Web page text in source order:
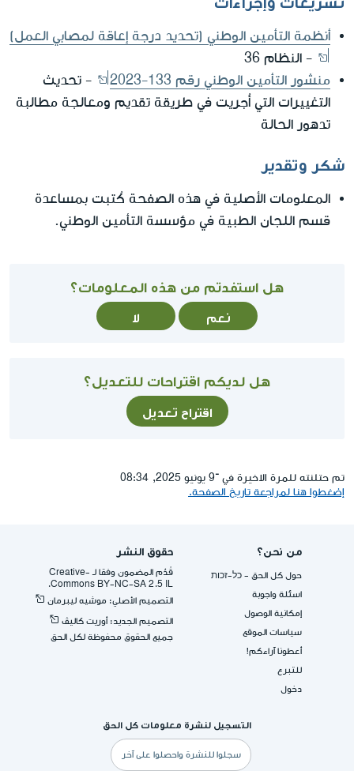
أنظمة التأمين الوطني (تحديد درجة إعاقة لمصابي العمل)
- النظام 36
منشور التأمين الوطني رقم 133-2023
- تحديث
التغييرات التي أُجريت في طريقة تقديم ومعالجة مطالبة
تدهور الحالة
شكر وتقدير
المعلومات الأصلية في هذه الصفحة كُتبت بمساعدة
قسم اللجان الطبية في مؤسسة التأمين الوطني.
هل استفدتم من هذه المعلومات؟
نعم لا
هل لديكم اقتراحات للتعديل؟
اقتراح تعديل
تم حتلنته للمرة الاخيرة في ־9 يونيو 2025, 08:34
إضغطوا هنا لمراجعة تاريخ الصفحة.
من نحن؟
حول كل الحق - כל-זכות
اسئلة واجوبة
إمكانية الوصول
سياسات الموقع
أعطونا آراءكم!
للتبرع
دخول
حقوق النشر
قُدِّم المضمون وفقا لـ -Creative
Commons BY-NC-SA 2.5 IL.
التصميم الأصلي: موشيه ليبرمان
التصميم الجديد: أوريت كاليڤ
جميع الحقوق محفوظة لكل الحق
التسجيل لنشرة معلومات كل الحق
البريد
الإلكتروني